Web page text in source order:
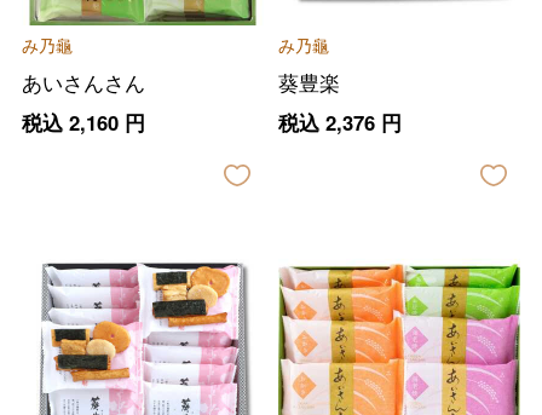
み乃龜
あいさんさん
税込 2,160円
み乃龜
葵豊楽
税込 2,376円